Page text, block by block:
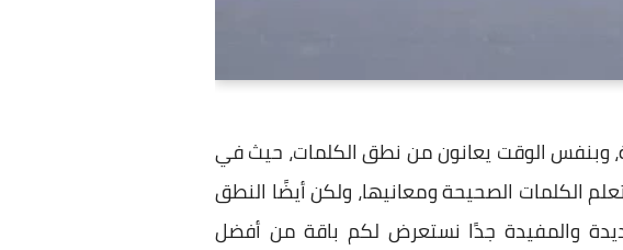
وبنفس الوقت يعانون من نطق الكلمات، حيث في
الكلمات الصحيحة ومعانيها، ولكن أيضًا النطق
والمفيدة جدًا نستعرض لكم باقة من أفضل